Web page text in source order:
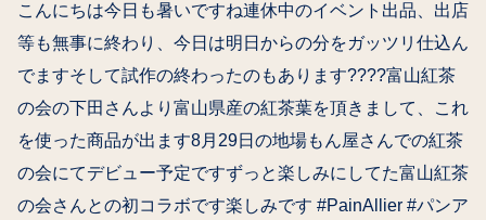
こんにちは今日も暑いですね️連休中のイベント出品、出店
等も無事に終わり、今日は明日からの分をガッツリ仕込ん
でますそして試作の終わったのもあります????富山紅茶
の会の下田さんより富山県産の紅茶葉を頂きまして、これ
を使った商品が出ます8月29日の地場もん屋さんでの紅茶
の会にてデビュー予定です︎ずっと楽しみにしてた富山紅茶
の会さんとの初コラボです楽しみです #PainAllier #パンア